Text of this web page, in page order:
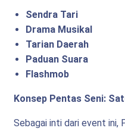
Sendra Tari
Drama Musikal
Tarian Daerah
Paduan Suara
Flashmob
Konsep Pentas Seni:
Sebagai inti dari event ini,